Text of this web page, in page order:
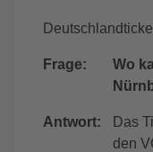
Frage:
Wo
Antwort:
Das
den